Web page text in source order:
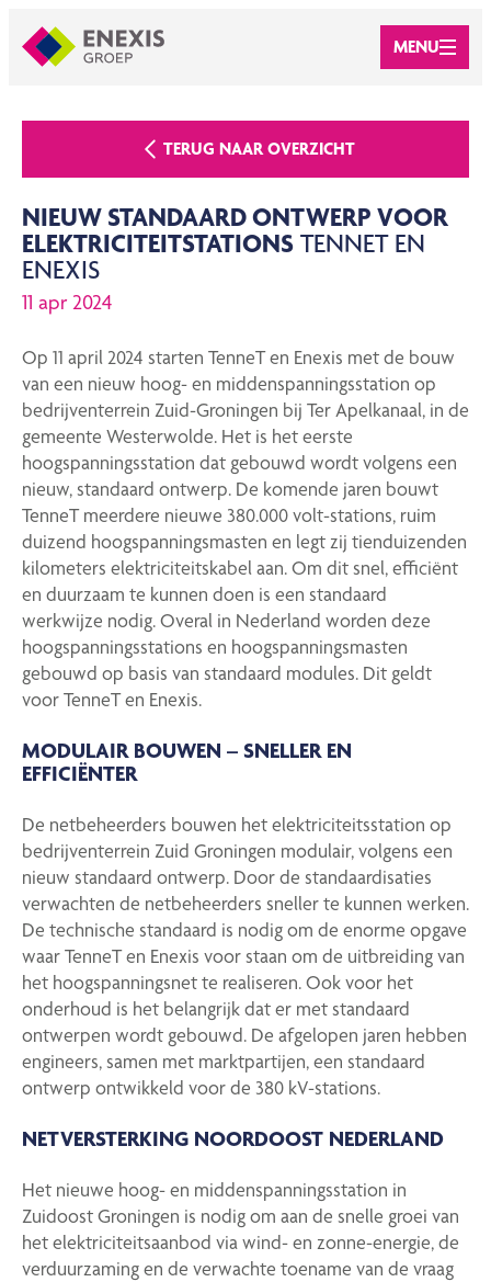
MENU
TERUG NAAR OVERZICHT
NIEUW STANDAARD ONTWERP VOOR
ELEKTRICITEITSTATIONS TENNET EN
ENEXIS
11 apr 2024
Op 11 april 2024 starten TenneT en Enexis met de bouw
van een nieuw hoog- en middenspanningsstation op
bedrijventerrein Zuid-Groningen bij Ter Apelkanaal, in de
gemeente Westerwolde. Het is het eerste
hoogspanningsstation dat gebouwd wordt volgens een
nieuw, standaard ontwerp. De komende jaren bouwt
TenneT meerdere nieuwe 380.000 volt-stations, ruim
duizend hoogspanningsmasten en legt zij tienduizenden
kilometers elektriciteitskabel aan. Om dit snel, efficiënt
en duurzaam te kunnen doen is een standaard
werkwijze nodig. Overal in Nederland worden deze
hoogspanningsstations en hoogspanningsmasten
gebouwd op basis van standaard modules. Dit geldt
voor TenneT en Enexis.
MODULAIR BOUWEN – SNELLER EN
EFFICIËNTER
De netbeheerders bouwen het elektriciteitsstation op
bedrijventerrein Zuid Groningen modulair, volgens een
nieuw standaard ontwerp. Door de standaardisaties
verwachten de netbeheerders sneller te kunnen werken.
De technische standaard is nodig om de enorme opgave
waar TenneT en Enexis voor staan om de uitbreiding van
het hoogspanningsnet te realiseren.Ook voor het
onderhoud is het belangrijk dat er met standaard
ontwerpen wordt gebouwd. De afgelopen jaren hebben
engineers, samen met marktpartijen, een standaard
ontwerp ontwikkeld voor de 380 kV-stations.
NETVERSTERKING NOORDOOST NEDERLAND
Het nieuwe hoog- en middenspanningsstation in
Zuidoost Groningen is nodig om aan de snelle groei van
het elektriciteitsaanbod via wind- en zonne-energie, de
verduurzaming en de verwachte toename van de vraag